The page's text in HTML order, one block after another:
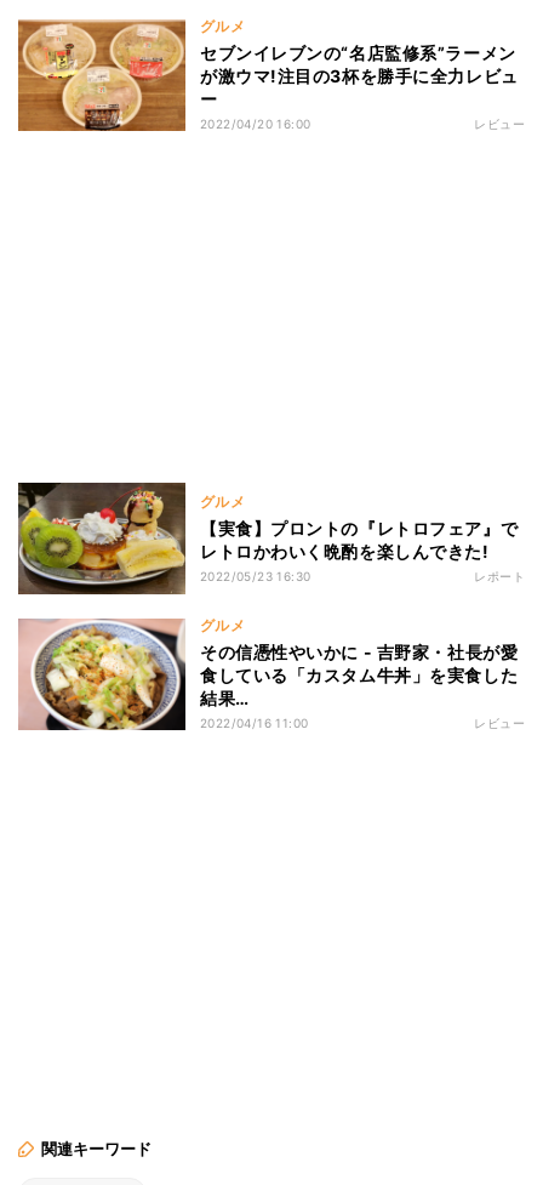
グルメ
セブンイレブンの“名店監修系”ラーメン
が激ウマ!注目の3杯を勝手に全力レビュ
ー
2022/04/20 16:00 レビュー
グルメ
【実食】プロントの『レトロフェア』で
レトロかわいく晩酌を楽しんできた!
2022/05/23 16:30 レポート
グルメ
その信憑性やいかに - 吉野家・社長が愛
食している「カスタム牛丼」を実食した
結果…
2022/04/16 11:00 レビュー
関連キーワード